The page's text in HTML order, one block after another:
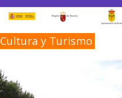
Cultura y Turismo